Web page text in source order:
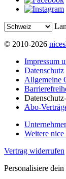
© 2010-2026
Impressum
Datenschutz
Allgemeine
Abo-
Weitere nice
Vertrag widerrufen
Personalisiere